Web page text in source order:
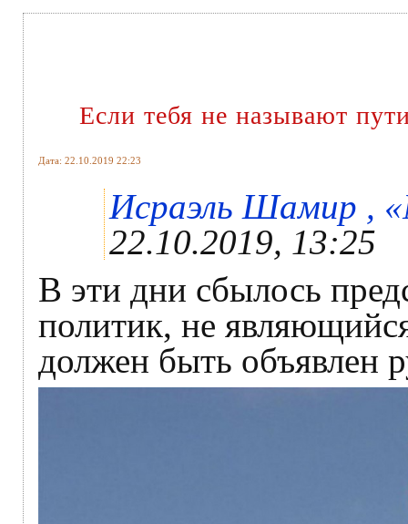
Если тебя не называют
Дата: 22.10.2019 22:23
Исраэль Шамир ,
22.10.2019, 13:25
В эти дни сбылось
политик, не
должен быть объявлен